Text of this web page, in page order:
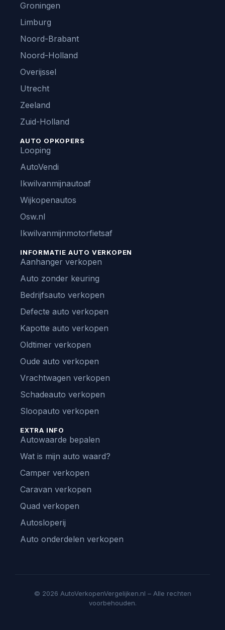
Groningen
Limburg
Noord-Brabant
Noord-Holland
Overijssel
Utrecht
Zeeland
Zuid-Holland
AUTO OPKOPERS
Looping
AutoVendi
Ikwilvanmijnautoaf
Wijkopenautos
Osw.nl
Ikwilvanmijnmotorfietsaf
INFORMATIE AUTO VERKOPEN
Aanhanger verkopen
Auto zonder keuring
Bedrijfsauto verkopen
Defecte auto verkopen
Kapotte auto verkopen
Oldtimer verkopen
Oude auto verkopen
Vrachtwagen verkopen
Schadeauto verkopen
Sloopauto verkopen
EXTRA INFO
Autowaarde bepalen
Wat is mijn auto waard?
Camper verkopen
Caravan verkopen
Quad verkopen
Autosloperij
Auto onderdelen verkopen
© 2026 AutoVerkopenVergelijken.nl – Alle rechten
voorbehouden.